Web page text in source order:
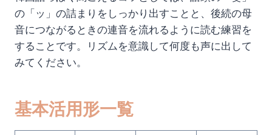
の「ッ」の詰まりをしっかり出すことと、後続の母
音につながるときの連音を流れるように読む練習を
することです。リズムを意識して何度も声に出して
みてください。
基本活用形一覧